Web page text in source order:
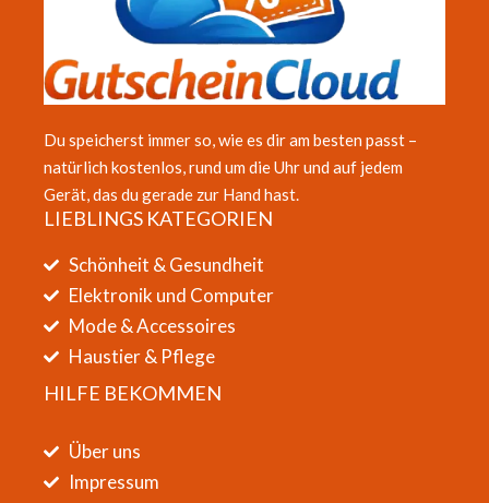
Du speicherst immer so, wie es dir am besten passt –
natürlich kostenlos, rund um die Uhr und auf jedem
Gerät, das du gerade zur Hand hast.
LIEBLINGS KATEGORIEN
Schönheit & Gesundheit
Elektronik und Computer
Mode & Accessoires
Haustier & Pflege
HILFE BEKOMMEN
Über uns
Impressum